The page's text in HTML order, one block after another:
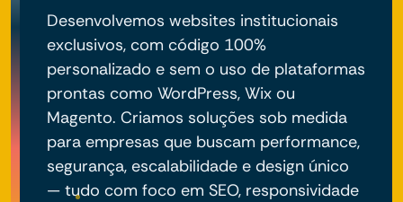
Desenvolvemos websites institucionais
exclusivos, com código 100%
personalizado e sem o uso de plataformas
prontas como WordPress, Wix ou
Magento. Criamos soluções sob medida
para empresas que buscam performance,
segurança, escalabilidade e design único
— tudo com foco em SEO, responsividade